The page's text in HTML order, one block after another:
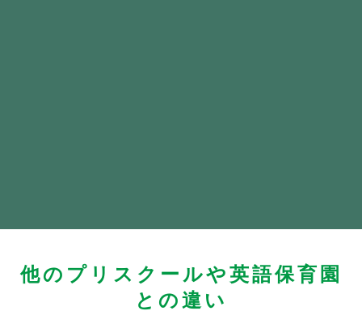
他のプリスクールや英語保育園
との違い